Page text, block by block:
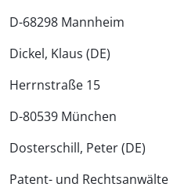
D-68298 Mannheim
Dickel, Klaus (DE)
Herrnstraße 15
D-80539 München
Dosterschill, Peter (DE)
Patent- und Rechtsanwälte